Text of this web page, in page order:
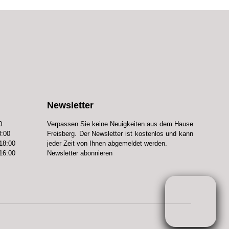
Newsletter
Verpassen Sie keine Neuigkeiten aus dem Hause
Freisberg. Der Newsletter ist kostenlos und kann
jeder Zeit von Ihnen abgemeldet werden.
Newsletter abonnieren